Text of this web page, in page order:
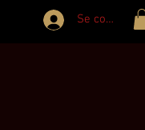
Se connecter